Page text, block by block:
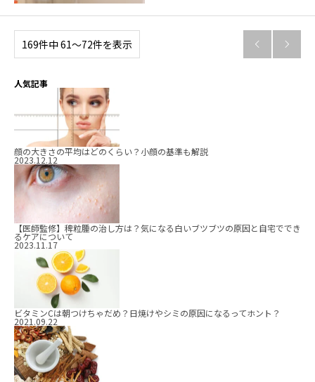
169件中 61〜72件を表示  
人気記事
顔の大きさの平均はどのくらい？小顔の基準も解説
2023.12.12
【医師監修】稗粒腫の治し方は？気になる白いブツブツの原因と自宅ででき
るケアについて
2023.11.17
ビタミンCは朝つけちゃだめ？日焼けやシミの原因になるってホント？
2021.09.22